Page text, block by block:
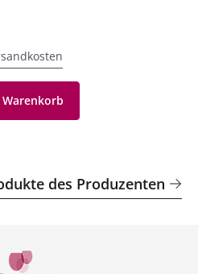
des Produzenten